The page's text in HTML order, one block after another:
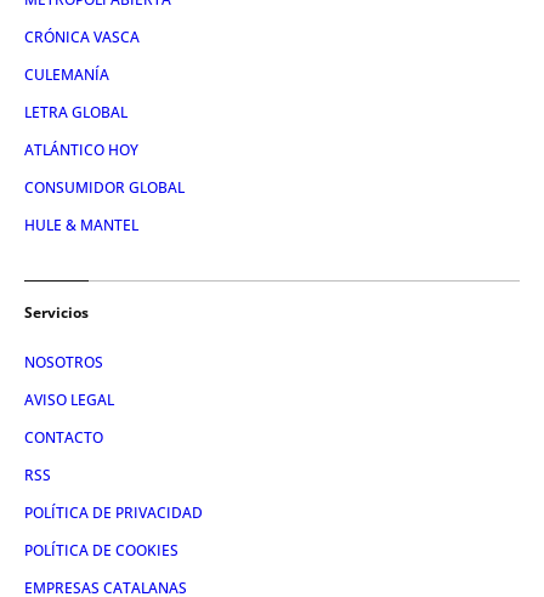
CRÓNICA VASCA
CULEMANÍA
LETRA GLOBAL
ATLÁNTICO HOY
CONSUMIDOR GLOBAL
HULE & MANTEL
Servicios
NOSOTROS
AVISO LEGAL
CONTACTO
RSS
POLÍTICA DE PRIVACIDAD
POLÍTICA DE COOKIES
EMPRESAS CATALANAS